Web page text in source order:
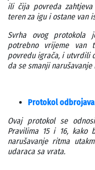
ili čija povreda
teren za igu i ostane van
Svrha ovog protokola
potrebno vrijeme van
povredu igrača, i utvrdili
da se smanji
Protokol
Ovaj protokol se
Pravilima 15 i 16, kako
narušavanje ritma
udaraca sa vrata.